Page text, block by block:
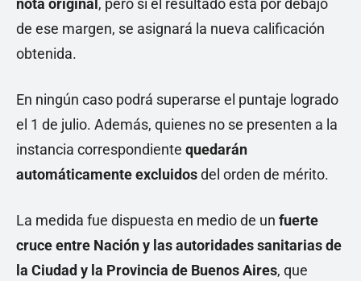
nota original , pero si el resultado está por debajo
de ese margen, se asignará la nueva calificación
obtenida.
En ningún caso podrá superarse el puntaje logrado
el 1 de julio. Además, quienes no se presenten a la
instancia correspondiente quedarán
automáticamente excluidosdel orden de mérito.
La medida fue dispuesta en medio de un fuerte
cruce entre Nación y las autoridades sanitarias de
la Ciudad y la Provincia de Buenos Aires, que